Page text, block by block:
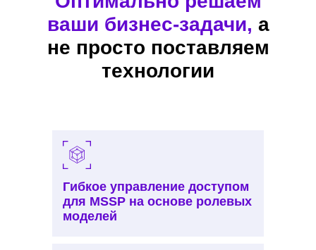
ваши бизнес-задачи, а
не просто поставляем
технологии
Гибкое управление доступом
для MSSP на основе ролевых
моделей